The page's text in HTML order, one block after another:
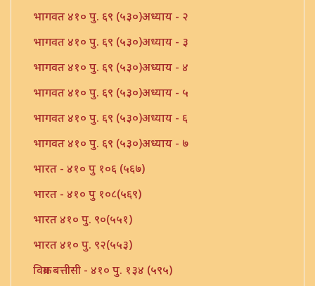
भागवत ४१० पु. ६९ (५३०)अध्याय - २
भागवत ४१० पु. ६९ (५३०)अध्याय - ३
भागवत ४१० पु. ६९ (५३०)अध्याय - ४
भागवत ४१० पु. ६९ (५३०)अध्याय - ५
भागवत ४१० पु. ६९ (५३०)अध्याय - ६
भागवत ४१० पु. ६९ (५३०)अध्याय - ७
भारत - ४१० पु १०६ (५६७)
भारत - ४१० पु १०८(५६९)
भारत ४१० पु. ९०(५५१)
भारत ४१० पु. ९२(५५३)
विक्रम बत्तीसी - ४१० पु. १३४ (५९५)